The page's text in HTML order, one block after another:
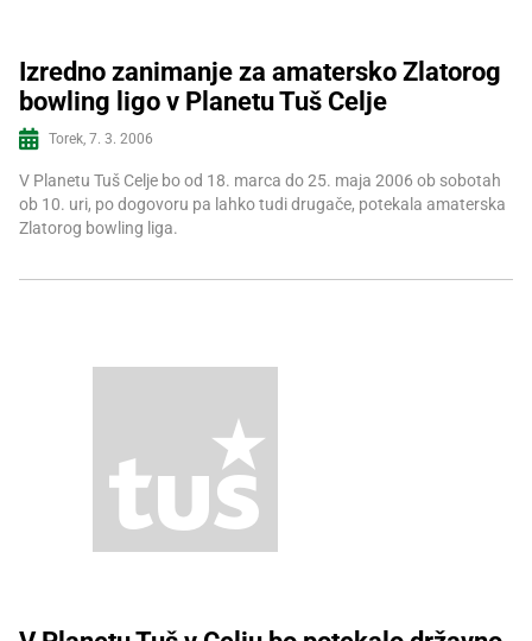
Več informacij
Izredno zanimanje za amatersko Zlatorog
bowling ligo v Planetu Tuš Celje
Torek, 7. 3. 2006
V Planetu Tuš Celje bo od 18. marca do 25. maja 2006 ob sobotah
ob 10. uri, po dogovoru pa lahko tudi drugače, potekala amaterska
Zlatorog bowling liga.